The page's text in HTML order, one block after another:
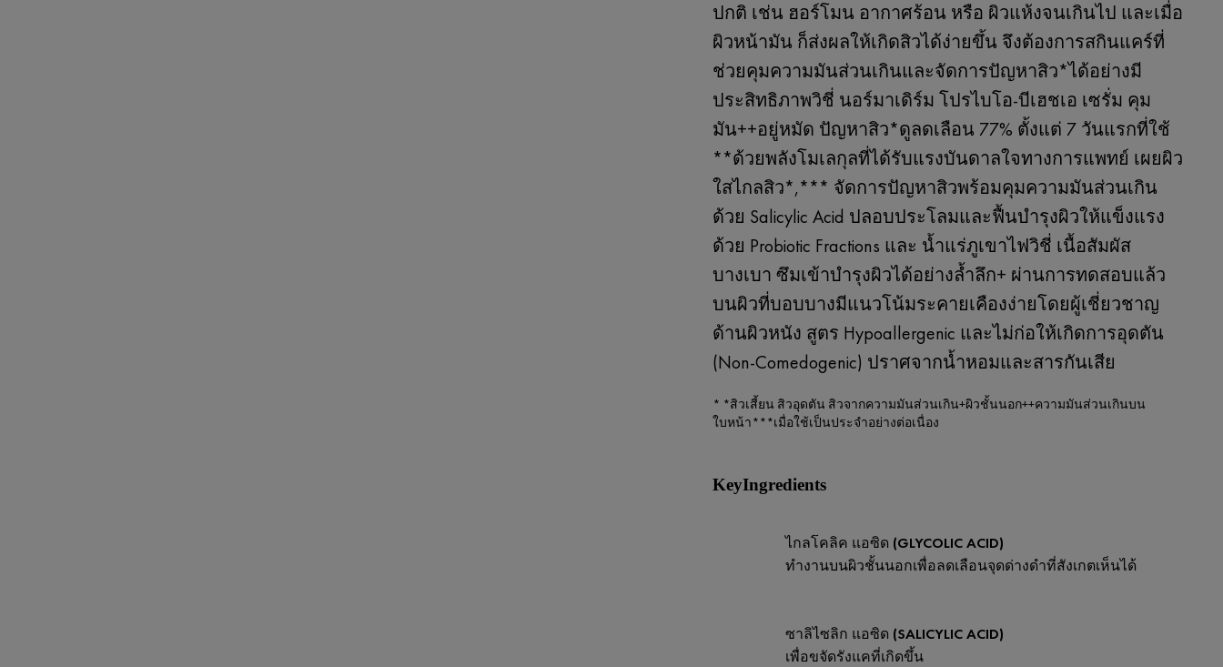
ปกติ เช่น ฮอร์โมน อากาศร้อน หรือ ผิวแห้งจนเกินไป และเมื่อ
ผิวหน้ามัน ก็ส่งผลให้เกิดสิวได้ง่ายขึ้น จึงต้องการสกินแคร์ที่
ช่วยคุมความมันส่วนเกินและจัดการปัญหาสิว*ได้อย่างมี
ประสิทธิภาพวิชี่ นอร์มาเดิร์ม โปรไบโอ-บีเฮชเอ เซรั่ม คุม
มัน++อยู่หมัด ปัญหาสิว*ดูลดเลือน 77% ตั้งแต่ 7 วันแรกที่ใช้
**ด้วยพลังโมเลกุลที่ได้รับแรงบันดาลใจทางการแพทย์ เผยผิว
ใสไกลสิว*,*** จัดการปัญหาสิวพร้อมคุมความมันส่วนเกิน
ด้วย Salicylic Acid ปลอบประโลมและฟื้นบำรุงผิวให้แข็งแรง
ด้วย Probiotic Fractions และ น้ำแร่ภูเขาไฟวิชี่ เนื้อสัมผัส
บางเบา ซึมเข้าบำรุงผิวได้อย่างล้ำลึก+ ผ่านการทดสอบแล้ว
บนผิวที่บอบบางมีแนวโน้มระคายเคืองง่ายโดยผู้เชี่ยวชาญ
ด้านผิวหนัง สูตร Hypoallergenic และไม่ก่อให้เกิดการอุดตัน
(Non-Comedogenic) ปราศจากน้ำหอมและสารกันเสีย
* *สิวเสี้ยน สิวอุดตัน สิวจากความมันส่วนเกิน+ผิวชั้นนอก++ความมันส่วนเกินบน
ใบหน้า***เมื่อใช้เป็นประจำอย่างต่อเนื่อง
KeyIngredients
ไกลโคลิค แอซิด (GLYCOLIC ACID)
ทำงานบนผิวชั้นนอกเพื่อลดเลือนจุดด่างดำที่สังเกตเห็นได้
ซาลิไซลิก แอซิด (SALICYLIC ACID)
เพื่อขจัดรังแคที่เกิดขึ้น